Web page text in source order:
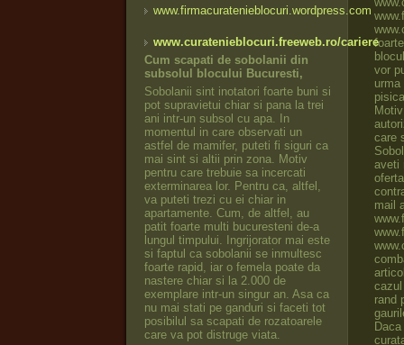
www.firmacuratenieblocuri.wordpress.com
www.curatenieblocuri.freeweb.ro/cariere
Cum scapati de sobolanii din
subsolul blocului Bucuresti,
Sobolanii sint inotatori foarte buni si
pot supravietui chiar si pana la trei
ani intr-un subsol cu apa. In
momentul in care observati un
astfel de mamifer, puteti fi siguri ca
mai sint si altii prin zona. Motiv
pentru care trebuie sa incercati
exterminarea lor. Pentru ca, altfel,
va puteti trezi cu ei chiar in
apartamente. Cum, de altfel, au
patit foarte multi bucuresteni de-a
lungul timpului. Ingrijorator mai este
si faptul ca sobolanii se inmultesc
foarte rapid, iar o femela poate da
nastere chiar si la 2.000 de
exemplare intr-un singur an. Asa ca
nu mai stati pe ganduri si faceti tot
posibilul sa scapati de rozatoarele
care va pot distruge viata.